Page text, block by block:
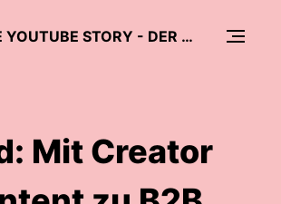
MEINE YOUTUBE STORY - DER CREATOR PODCAST
Mit Creator